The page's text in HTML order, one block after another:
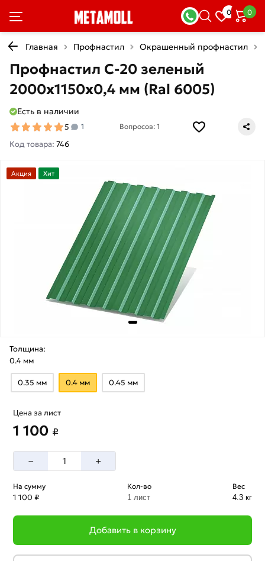
0 0
Главная Профнастил Окрашенный профнастил
Профнастил С-20 зеленый
2000х1150х0,4 мм (Ral 6005)
Есть в наличии
5 1 Вопросов: 1
Код товара: 746
Акция Хит
Толщина:
0.4 мм
0.35 мм 0.4 мм 0.45 мм
Цена за лист
1 100 ₽
– +
На сумму
1 100 ₽
Кол-во
1 лист
Вес
4.3 кг
Добавить в корзину